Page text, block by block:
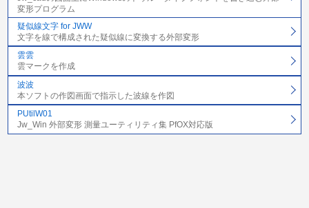
変形プログラム
疑似線文字 for JWW
文字を線で構成された疑似線に変換する外部変形
雲雲
雲マークを作成
波波
本ソフトの作図画面で指示した波線を作図
PUtilW01
Jw_Win 外部変形 測量ユーティリティ集 PfOX対応版